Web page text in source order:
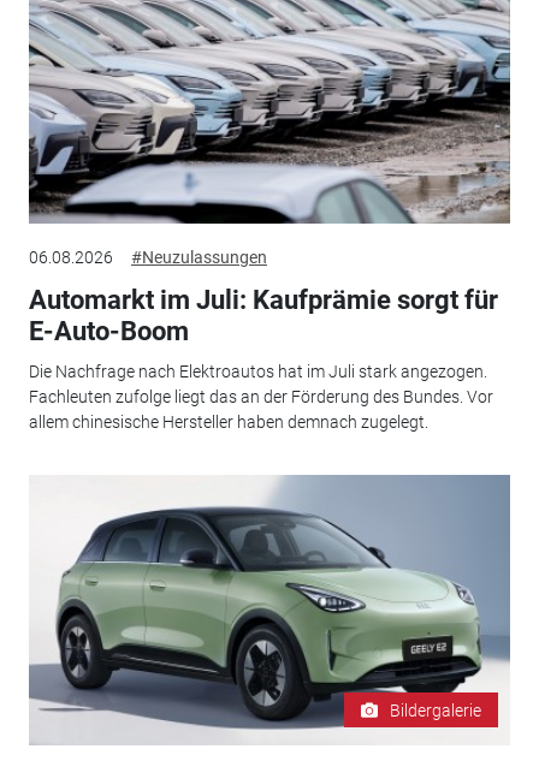
06.08.2026 #Neuzulassungen
Automarkt im Juli: Kaufprämie sorgt für
E-Auto-Boom
Die Nachfrage nach Elektroautos hat im Juli stark angezogen.
Fachleuten zufolge liegt das an der Förderung des Bundes. Vor
allem chinesische Hersteller haben demnach zugelegt.
Bildergalerie